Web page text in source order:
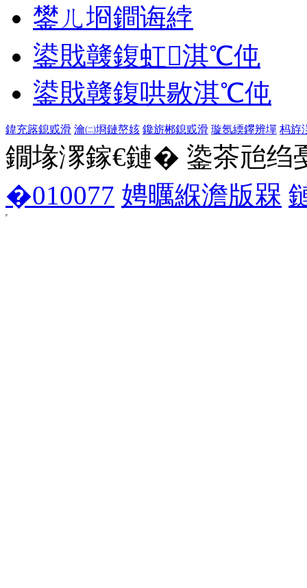
鐢ㄦ埛鐧诲綍
鍙戝竷鍑虹淇℃伅
鍙戝竷鍑哄敭淇℃伅
鍏充簬鎴戜滑 瀹㈡埛鏈嶅姟 鑱旂郴鎴戜滑 璇氬緛鑻辨墠 杩斿
鐗堟潈鎵€鏈� 鍌茶兘绉
�010077 娉曞緥澹版槑